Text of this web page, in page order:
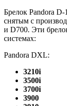
Брелок Pandora D-
снятым с
и D700. Эти
системах:
Pandora DXL:
3210i
3500i
3700i
3900